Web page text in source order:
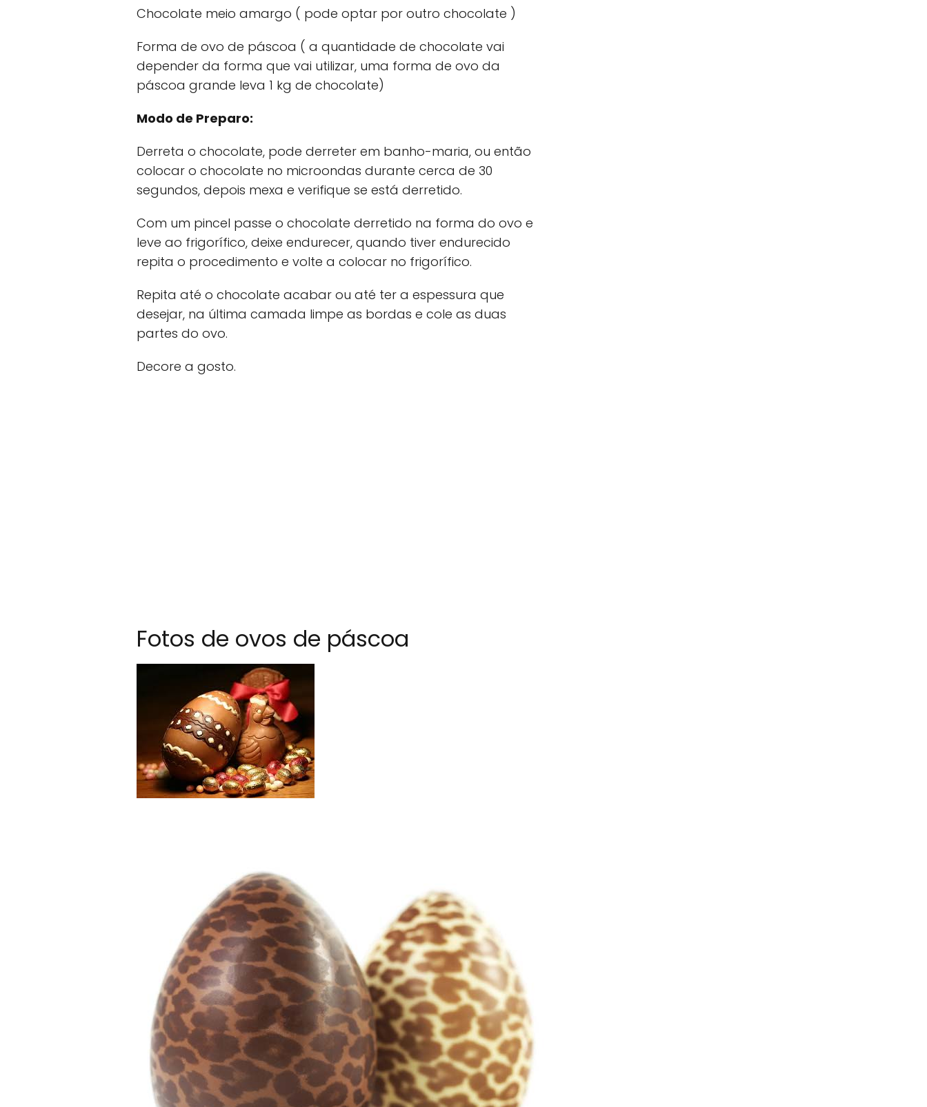
Chocolate meio amargo ( pode optar por outro chocolate )
Forma de ovo de páscoa ( a quantidade de chocolate vai
depender da forma que vai utilizar, uma forma de ovo da
páscoa grande leva 1 kg de chocolate)
Modo de Preparo:
Derreta o chocolate, pode derreter em banho-maria, ou então
colocar o chocolate no microondas durante cerca de 30
segundos, depois mexa e verifique se está derretido.
Com um pincel passe o chocolate derretido na forma do ovo e
leve ao frigorífico, deixe endurecer, quando tiver endurecido
repita o procedimento e volte a colocar no frigorífico.
Repita até o chocolate acabar ou até ter a espessura que
desejar, na última camada limpe as bordas e cole as duas
partes do ovo.
Decore a gosto.
Fotos de ovos de páscoa